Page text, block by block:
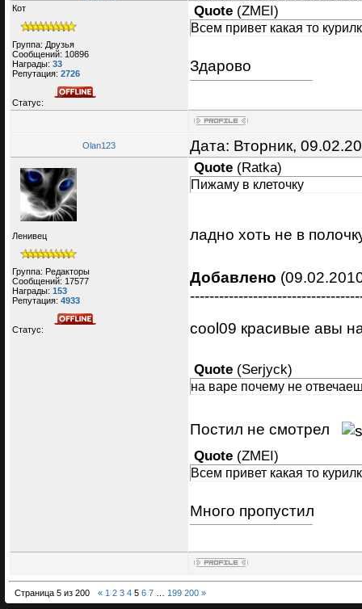
Кот
Группа: Друзья
Сообщений: 10896
Награды: 33
Репутация: 2726
Статус:
Quote (ZMEI )
Всем привет какая то
Здарово
Olan123 Дата: Вторник,
Ленивец
Группа: Редакторы
Сообщений: 17577
Награды: 153
Репутация: 4933
Статус:
Quote (Ratka)
Пижаму в клеточку
ладно хоть не в
Добавлено
cool09 красивые авы
Quote (Serjyck)
на варе почему не
Постил не смотрел
Quote (ZMEI)
Всем привет какая то
Много пропустил
Страница 5 из 200 « 1 2 3 4 5 6 7 199 200 »